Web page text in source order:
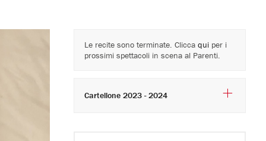
Le recite sono terminate. Clicca quiper i
prossimi spettacoli in scena al Parenti.
Cartellone 2023 - 2024